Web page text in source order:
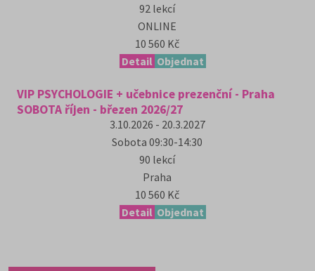
92 lekcí
ONLINE
10 560 Kč
Detail Objednat
VIP PSYCHOLOGIE + učebnice prezenční - Praha
SOBOTA říjen - březen 2026/27
3.10.2026 - 20.3.2027
Sobota 09:30-14:30
90 lekcí
Praha
10 560 Kč
Detail Objednat